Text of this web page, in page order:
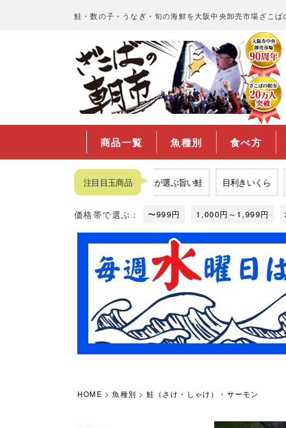
鮭・数の子・うなぎ・旬の海鮮を大阪中央卸売市場ざこば
商品一覧 魚種別 食べ方
注目目玉商品
市場の西京漬け プロが選ぶ旨い鮭 目利きいくら
価格帯で選ぶ： 〜999円 1,000円～1,999円
HOME 魚種別 鮭（さけ・しゃけ）・サーモン